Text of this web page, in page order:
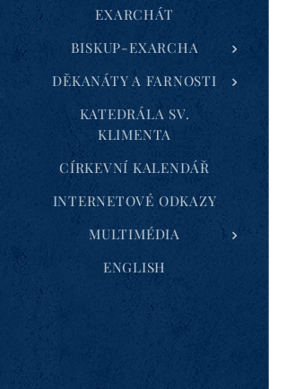
EXARCHÁT
BISKUP-EXARCHA
DĚKANÁTY A FARNOSTI
KATEDRÁLA SV.
KLIMENTA
CÍRKEVNÍ KALENDÁŘ
INTERNETOVÉ ODKAZY
MULTIMÉDIA
ENGLISH